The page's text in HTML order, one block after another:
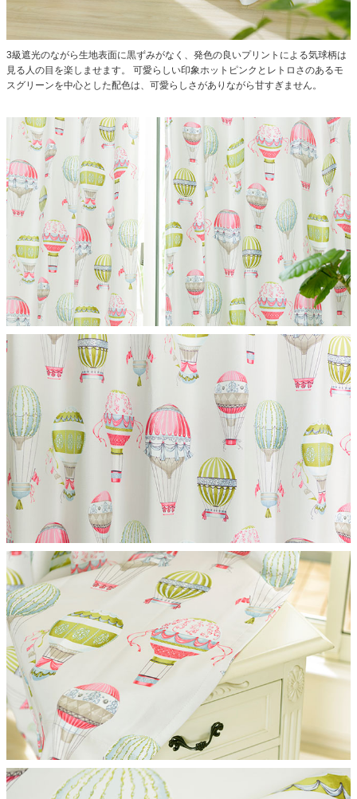
3級遮光のながら生地表面に黒ずみがなく、発色の良いプリントによる気球柄は
見る人の目を楽しませます。
可愛らしい印象ホットピンクとレトロさのあるモ
スグリーンを中心とした配色は、可愛らしさがありながら甘すぎません。